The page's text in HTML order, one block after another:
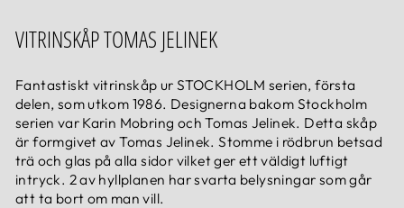
VITRINSKÅP TOMAS JELINEK
Fantastiskt vitrinskåp ur STOCKHOLM serien, första
delen, som utkom 1986. Designerna bakom Stockholm
serien var Karin Mobring och Tomas Jelinek. Detta skåp
är formgivet av Tomas Jelinek. Stomme i rödbrun betsad
trä och glas på alla sidor vilket ger ett väldigt luftigt
intryck. 2 av hyllplanen har svarta belysningar som går
att ta bort om man vill.